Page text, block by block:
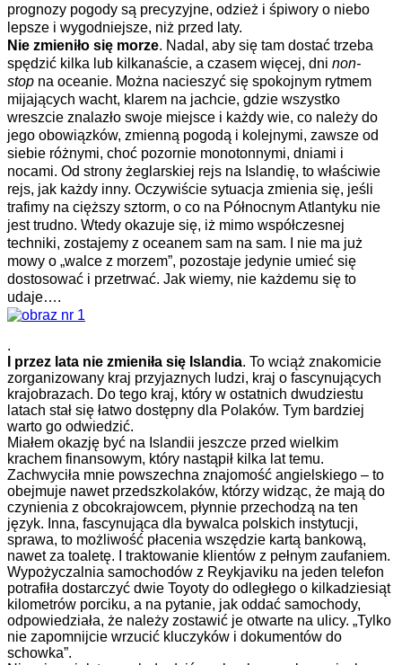
prognozy pogody są precyzyjne, odzież i śpiwory o niebo
lepsze i wygodniejsze, niż przed laty.
Nie zmieniło się morze. Nadal, aby się tam dostać trzeba
spędzić kilka lub kilkanaście, a czasem więcej, dni non-
stop na oceanie. Można nacieszyć się spokojnym rytmem
mijających wacht, klarem na jachcie, gdzie wszystko
wreszcie znalazło swoje miejsce i każdy wie, co należy do
jego obowiązków, zmienną pogodą i kolejnymi, zawsze od
siebie różnymi, choć pozornie monotonnymi, dniami i
nocami. Od strony żeglarskiej rejs na Islandię, to właściwie
rejs, jak każdy inny. Oczywiście sytuacja zmienia się, jeśli
trafimy na cięższy sztorm, o co na Północnym Atlantyku nie
jest trudno. Wtedy okazuje się, iż mimo współczesnej
techniki, zostajemy z oceanem sam na sam. I nie ma już
mowy o „walce z morzem”, pozostaje jedynie umieć się
dostosować i przetrwać. Jak wiemy, nie każdemu się to
udaje….
.
I przez lata nie zmieniła się Islandia. To wciąż znakomicie
zorganizowany kraj przyjaznych ludzi, kraj o fascynujących
krajobrazach. Do tego kraj, który w ostatnich dwudziestu
latach stał się łatwo dostępny dla Polaków. Tym bardziej
warto go odwiedzić.
Miałem okazję być na Islandii jeszcze przed wielkim
krachem finansowym, który nastąpił kilka lat temu.
Zachwyciła mnie powszechna znajomość angielskiego – to
obejmuje nawet przedszkolaków, którzy widząc, że mają do
czynienia z obcokrajowcem, płynnie przechodzą na ten
język. Inna, fascynująca dla bywalca polskich instytucji,
sprawa, to możliwość płacenia wszędzie kartą bankową,
nawet za toaletę. I traktowanie klientów z pełnym zaufaniem.
Wypożyczalnia samochodów z Reykjaviku na jeden telefon
potrafiła dostarczyć dwie Toyoty do odległego o kilkadziesiąt
kilometrów porciku, a na pytanie, jak oddać samochody,
odpowiedziała, że należy zostawić je otwarte na ulicy. „Tylko
nie zapomnijcie wrzucić kluczyków i dokumentów do
schowka”.